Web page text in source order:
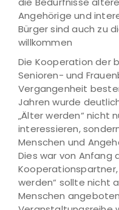
Angehörige und
Bürger sind auch zu
willkommen
Die Kooperation der
Senioren- und
Vergangenheit
Jahren wurde
„Älter werden“ nicht
interessieren,
Menschen und
Dies war von Anfang
werden“ sollte nicht
Menschen